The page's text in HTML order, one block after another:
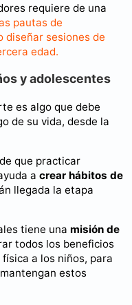
requiere de una
pautas de
diseñar sesiones de
edad.
y adolescentes
es algo que debe
de su vida, desde la
que practicar
a crear hábitos de
llegada la etapa
tiene una misión de
todos los beneficios
a los niños, para
estos